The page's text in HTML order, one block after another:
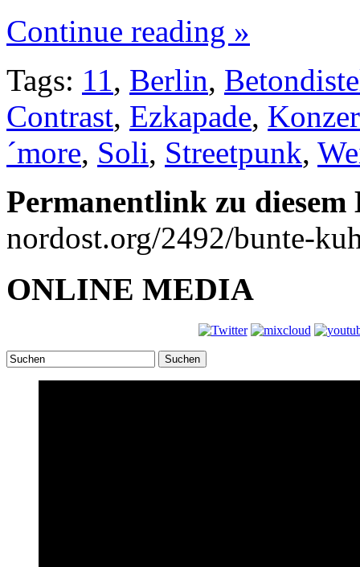
Continue reading »
Tags: 11, Berlin,
Contrast, Ezkapade,
´more, Soli, Streetpunk,
Permanentlink zu
nordost.org/2492/bunte-
ONLINE MEDIA
Suchen